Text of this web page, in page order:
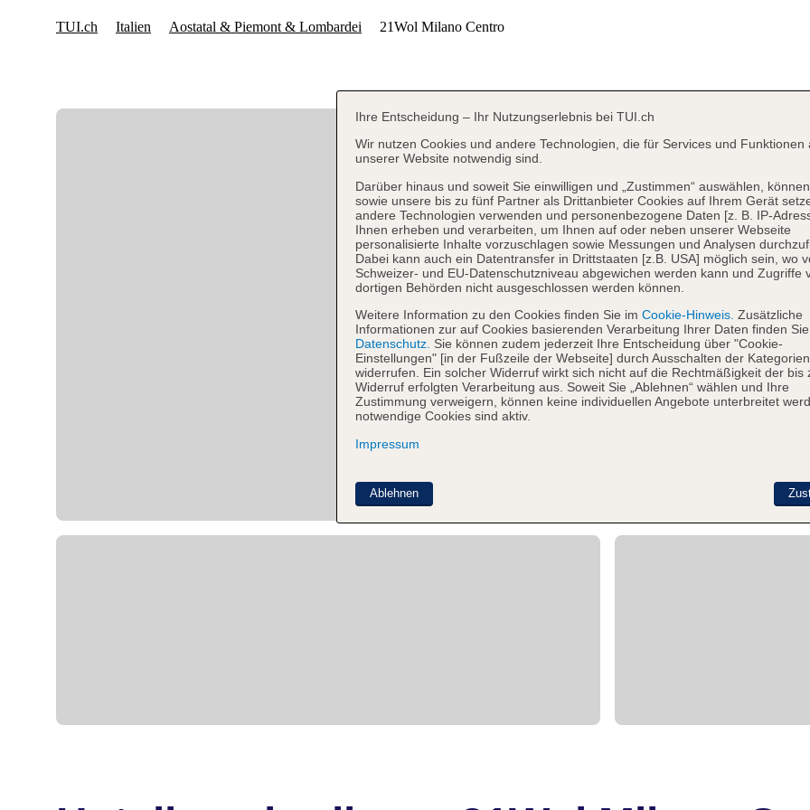
Ihre Entscheidung – Ihr Nutzungserlebnis bei TUI.ch
Wir nutzen Cookies und andere Technologien, die für Services und Funktionen
unserer Website notwendig sind.
Darüber hinaus und soweit Sie einwilligen und „Zustimmen“ auswählen,
sowie unsere bis zu fünf Partner als Drittanbieter Cookies auf Ihrem Gerät
andere Technologien verwenden und personenbezogene Daten [z. B. IP-
Ihnen erheben und verarbeiten, um Ihnen auf oder neben unserer Webseite
personalisierte Inhalte vorzuschlagen sowie Messungen und Analysen
Dabei kann auch ein Datentransfer in Drittstaaten [z.B. USA] möglich sein, wo
Schweizer- und EU-Datenschutzniveau abgewichen werden kann und Zugriffe
dortigen Behörden nicht ausgeschlossen werden können.
Weitere Information zu den Cookies finden Sie im Cookie-Hinweis. Zusätzliche
Informationen zur auf Cookies basierenden Verarbeitung Ihrer Daten finden
Datenschutz. Sie können zudem jederzeit Ihre Entscheidung über "Cookie-
Einstellungen" [in der Fußzeile der Webseite] durch Ausschalten der Kategorien
widerrufen. Ein solcher Widerruf wirkt sich nicht auf die Rechtmäßigkeit der bis
Widerruf erfolgten Verarbeitung aus. Soweit Sie „Ablehnen“ wählen und Ihre
Zustimmung verweigern, können keine individuellen Angebote unterbreitet
notwendige Cookies sind aktiv.
Impressum
Ablehnen